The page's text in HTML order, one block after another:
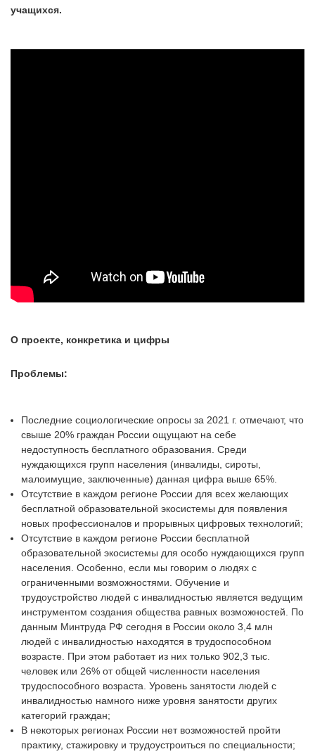
учащихся.
О проекте, конкретика и цифры
Проблемы:
Последние социологические опросы за 2021 г. отмечают, что
свыше 20% граждан России ощущают на себе
недоступность бесплатного образования. Среди
нуждающихся групп населения (инвалиды, сироты,
малоимущие, заключенные) данная цифра выше 65%.
Отсутствие в каждом регионе России для всех желающих
бесплатной образовательной экосистемы для появления
новых профессионалов и прорывных цифровых технологий;
Отсутствие в каждом регионе России бесплатной
образовательной экосистемы для особо нуждающихся групп
населения. Особенно, если мы говорим о людях с
ограниченными возможностями. Обучение и
трудоустройство людей с инвалидностью является ведущим
инструментом создания общества равных возможностей. По
данным Минтруда РФ сегодня в России около 3,4 млн
людей с инвалидностью находятся в трудоспособном
возрасте. При этом работает из них только 902,3 тыс.
человек или 26% от общей численности населения
трудоспособного возраста. Уровень занятости людей с
инвалидностью намного ниже уровня занятости других
категорий граждан;
В некоторых регионах России нет возможностей пройти
практику, стажировку и трудоустроиться по специальности;